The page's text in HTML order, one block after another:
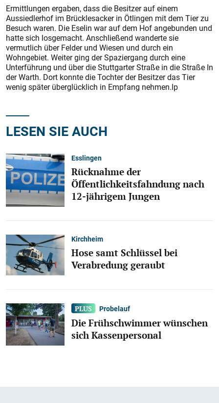
Ermittlungen ergaben, dass die Besitzer auf einem
Aussiedlerhof im Brücklesacker in Ötlingen mit dem Tier zu
Besuch waren. Die Eselin war auf dem Hof angebunden und
hatte sich losgemacht. Anschließend wanderte sie
vermutlich über Felder und Wiesen und durch ein
Wohngebiet. Weiter ging der Spaziergang durch eine
Unterführung und über die Stuttgarter Straße in die Straße In
der Warth. Dort konnte die Tochter der Besitzer das Tier
wenig später überglücklich in Empfang nehmen.lp
LESEN SIE AUCH
Esslingen
Rücknahme der
Öffentlichkeitsfahndung nach
12-jährigem Jungen
Kirchheim
Hose samt Schlüssel bei
Verabredung geraubt
Probelauf
Die Frühschwimmer wünschen
sich Kassenpersonal